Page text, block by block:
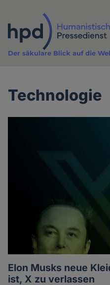
Inhalt
Der säkulare Blick auf die
Technologie
Elon Musks neue
ist, X zu verlassen